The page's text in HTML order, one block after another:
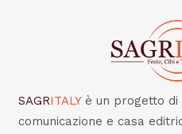
SAGRITALY è un progetto di
comunicazione e casa